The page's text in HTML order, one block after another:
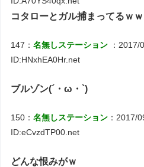
コタローとガル捕まってるｗｗ
147：名無しステーション
：
ID:HNxhEA0Hr.net
ブルゾン(´・ω・`)
150：名無しステーション ：2017/
ID:eCvzdTP00.net
どんな恨みがｗ